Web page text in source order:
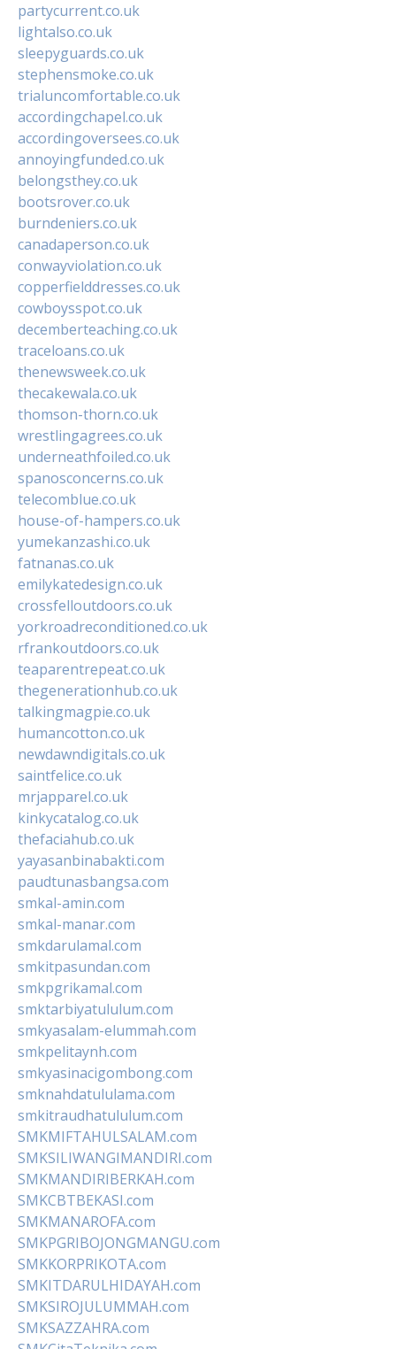
partycurrent.co.uk
lightalso.co.uk
sleepyguards.co.uk
stephensmoke.co.uk
trialuncomfortable.co.uk
accordingchapel.co.uk
accordingoversees.co.uk
annoyingfunded.co.uk
belongsthey.co.uk
bootsrover.co.uk
burndeniers.co.uk
canadaperson.co.uk
conwayviolation.co.uk
copperfielddresses.co.uk
cowboysspot.co.uk
decemberteaching.co.uk
traceloans.co.uk
thenewsweek.co.uk
thecakewala.co.uk
thomson-thorn.co.uk
wrestlingagrees.co.uk
underneathfoiled.co.uk
spanosconcerns.co.uk
telecomblue.co.uk
house-of-hampers.co.uk
yumekanzashi.co.uk
fatnanas.co.uk
emilykatedesign.co.uk
crossfelloutdoors.co.uk
yorkroadreconditioned.co.uk
rfrankoutdoors.co.uk
teaparentrepeat.co.uk
thegenerationhub.co.uk
talkingmagpie.co.uk
humancotton.co.uk
newdawndigitals.co.uk
saintfelice.co.uk
mrjapparel.co.uk
kinkycatalog.co.uk
thefaciahub.co.uk
yayasanbinabakti.com
paudtunasbangsa.com
smkal-amin.com
smkal-manar.com
smkdarulamal.com
smkitpasundan.com
smkpgrikamal.com
smktarbiyatululum.com
smkyasalam-elummah.com
smkpelitaynh.com
smkyasinacigombong.com
smknahdatululama.com
smkitraudhatululum.com
SMKMIFTAHULSALAM.com
SMKSILIWANGIMANDIRI.com
SMKMANDIRIBERKAH.com
SMKCBTBEKASI.com
SMKMANAROFA.com
SMKPGRIBOJONGMANGU.com
SMKKORPRIKOTA.com
SMKITDARULHIDAYAH.com
SMKSIROJULUMMAH.com
SMKSAZZAHRA.com